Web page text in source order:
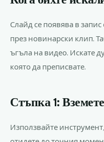
Слайд се появява в
през новинарски клип.
ъгъла на видео. Искате
която да преписвате.
Стъпка 1:
Използвайте